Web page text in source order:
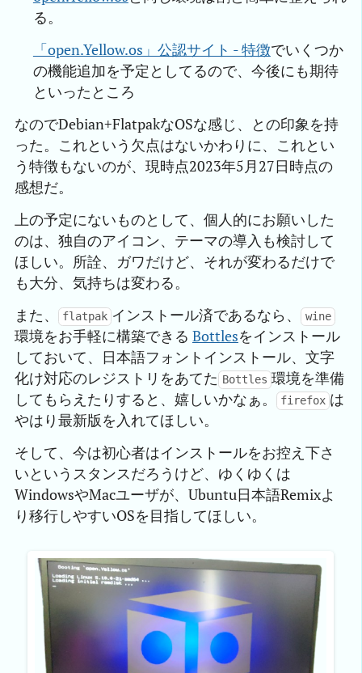
る。
「open.Yellow.os」公認サイト - 特徴でいくつか
の機能追加を予定としてるので、今後にも期待
といったところ
なのでDebian+FlatpakなOSな感じ、との印象を持
った。これという欠点はないかわりに、これとい
う特徴もないのが、現時点2023年5月27日時点の
感想だ。
上の予定にないものとして、個人的にお願いした
のは、独自のアイコン、テーマの導入も検討して
ほしい。所詮、ガワだけど、それが変わるだけで
も大分、気持ちは変わる。
また、
flatpak インストール済であるなら、 wine
環境をお手軽に構築できる Bottlesをインストール
しておいて、日本語フォントインストール、文字
化け対応のレジストリをあてた Bottles 環境を準備
してもらえたりすると、嬉しいかなぁ。
firefox は
やはり最新版を入れてほしい。
そして、今は初心者はインストールをお控え下さ
いというスタンスだろうけど、ゆくゆくは
WindowsやMacユーザが、Ubuntu日本語Remixよ
り移行しやすいOSを目指してほしい。